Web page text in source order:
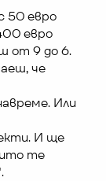
50 евро
евро
от 9 до 6.
че
Или
И ще
те